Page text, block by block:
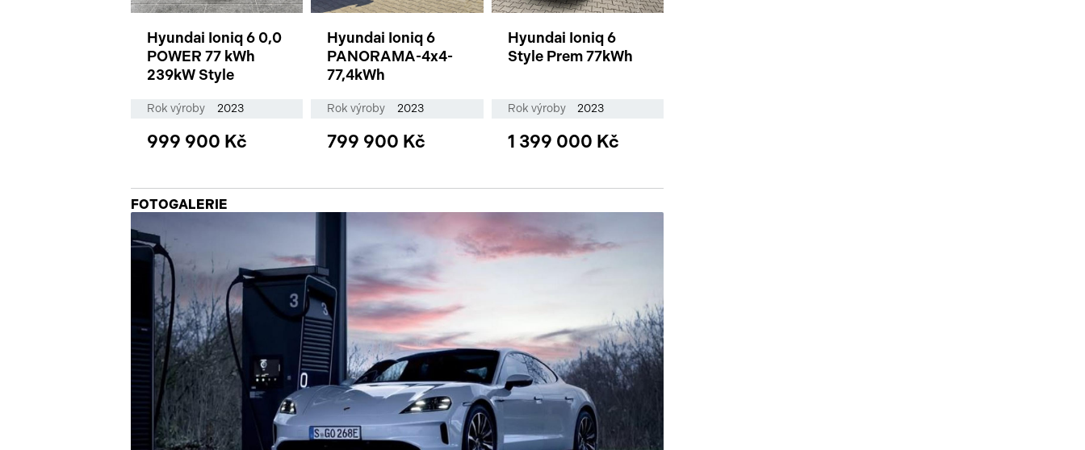
Hyundai Ioniq 6 0,0
POWER 77 kWh
239kW Style
Rok výroby 2023
999 900 Kč
Hyundai Ioniq 6
PANORAMA-4x4-
77,4kWh
Rok výroby 2023
799 900 Kč
Hyundai Ioniq 6
Style Prem 77kWh
Rok výroby 2023
1 399 000 Kč
FOTOGALERIE